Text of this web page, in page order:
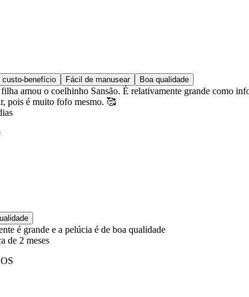
custo-benefício Fácil de manusear Boa qualidade
amou o coelhinho Sansão. É relativamente grande como
pois é muito fofo mesmo. 🥰
é grande e a pelúcia é de boa qualidade
de 2 meses